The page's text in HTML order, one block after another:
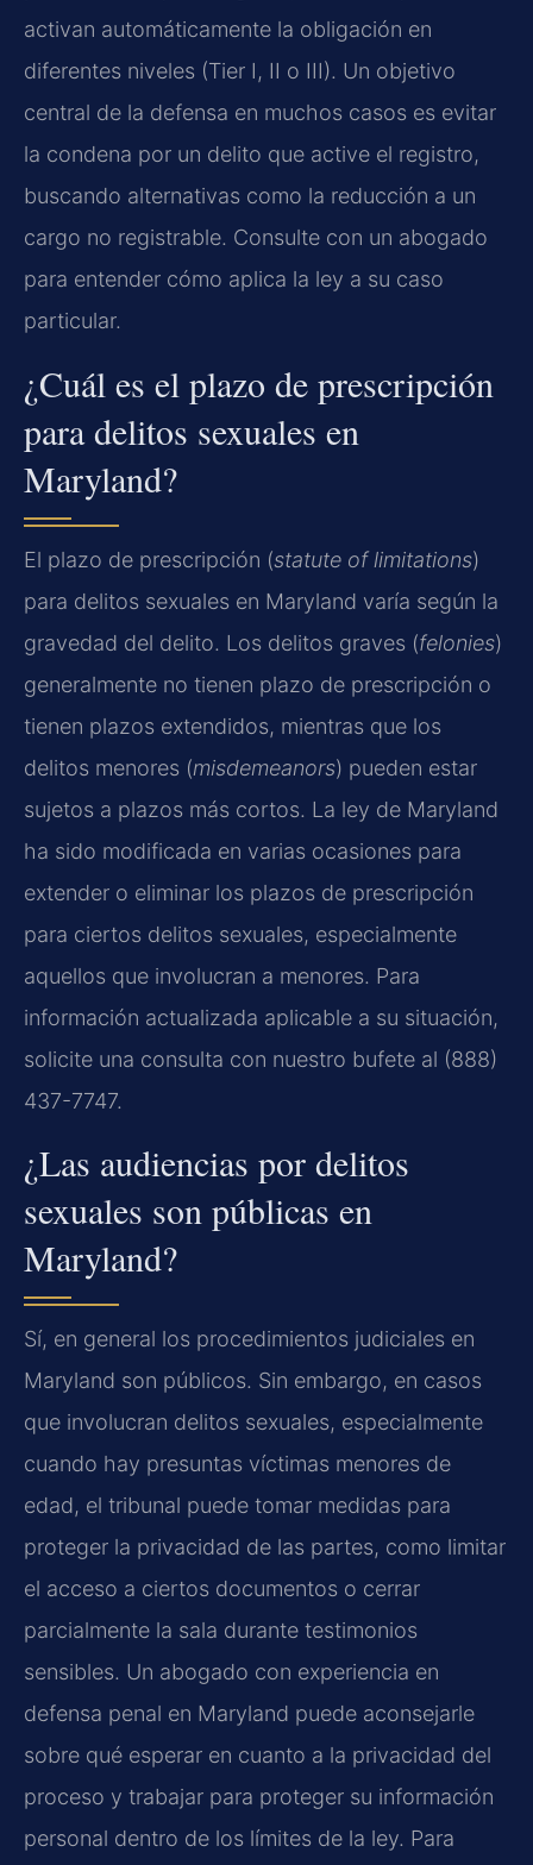
activan automáticamente la obligación en
diferentes niveles (Tier I, II o III). Un objetivo
central de la defensa en muchos casos es evitar
la condena por un delito que active el registro,
buscando alternativas como la reducción a un
cargo no registrable. Consulte con un abogado
para entender cómo aplica la ley a su caso
particular.
¿Cuál es el plazo de prescripción
para delitos sexuales en
Maryland?
El plazo de prescripción (statute of limitations)
para delitos sexuales en Maryland varía según la
gravedad del delito. Los delitos graves (felonies)
generalmente no tienen plazo de prescripción o
tienen plazos extendidos, mientras que los
delitos menores (misdemeanors) pueden estar
sujetos a plazos más cortos. La ley de Maryland
ha sido modificada en varias ocasiones para
extender o eliminar los plazos de prescripción
para ciertos delitos sexuales, especialmente
aquellos que involucran a menores. Para
información actualizada aplicable a su situación,
solicite una consulta con nuestro bufete al (888)
437-7747.
¿Las audiencias por delitos
sexuales son públicas en
Maryland?
Sí, en general los procedimientos judiciales en
Maryland son públicos. Sin embargo, en casos
que involucran delitos sexuales, especialmente
cuando hay presuntas víctimas menores de
edad, el tribunal puede tomar medidas para
proteger la privacidad de las partes, como limitar
el acceso a ciertos documentos o cerrar
parcialmente la sala durante testimonios
sensibles. Un abogado con experiencia en
defensa penal en Maryland puede aconsejarle
sobre qué esperar en cuanto a la privacidad del
proceso y trabajar para proteger su información
personal dentro de los límites de la ley. Para